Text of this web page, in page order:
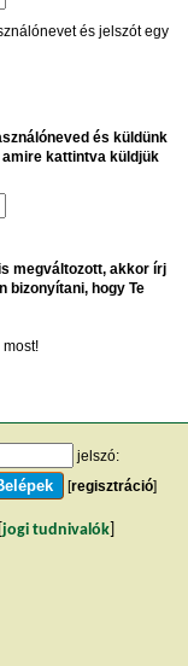
és jelszót egy
és küldünk
kattintva küldjük
megváltozott, akkor írj
bizonyítani, hogy Te
jelszó:
[regisztráció]
jogi tudnivalók